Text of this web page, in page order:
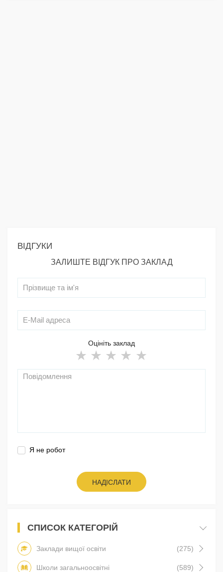
ВІДГУКИ
ЗАЛИШТЕ ВІДГУК ПРО ЗАКЛАД
Оцініть заклад
Я не робот
НАДІСЛАТИ
СПИСОК КАТЕГОРІЙ
Заклади вищої освіти (275)
Школи загальноосвітні (589)